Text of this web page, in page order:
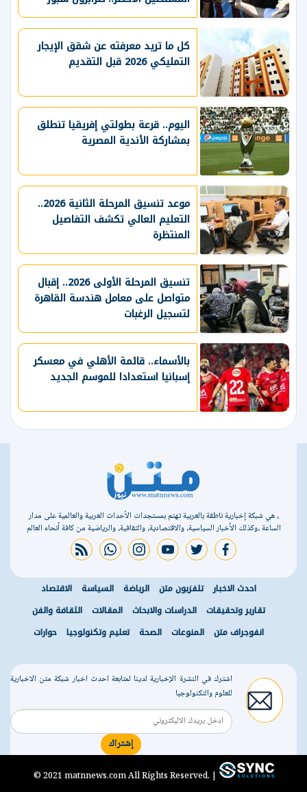
يسعي لاستعادة لقب الدوري التركي
وتعزيز حظوظه في المنافسات
الأوروبية
كل ما تريد معرفته عن شقق الإيجار
التمليكي 2026 قبل التقديم
اليوم.. قرعة بطولتي إفريقيا تنطلق
بمشاركة الأندية المصرية
موعد تنسيق المرحلة الثانية 2026..
التعليم العالي تكشف التفاصيل
المنتظرة
تنسيق المرحلة الأولى 2026.. إقبال
متواصل على معامل هندسة القاهرة
لتسجيل الرغبات
بالأسماء.. قائمة الأهلي في معسكر
إسبانيا استعدادا للموسم الجديد
، هي شبكة إخبارية ناطقة بالعربية تهتم بمستجدات الأحداث العربية والعالمية على مدار
الساعة ،وكذلك الأخبار السياسية، والاقتصادية، والثقافية، والرياضية من كافة أنحاء العالم
facebook
twitter
youtube
instagram
whatsapp
rss feed
احدث الاخبار تلفزيون متن الرياضة السياسة
الاقتصاد
تقارير وتحقيقات
الدراسات والابحاث المقالات
الثقافة والفن
انفوجراف متن
المنوعات الصحة تعليم وتكنولوجيا حوارات
اشترك في النشرة الإخبارية لدينا لمتابعة احدث اخبار شبكة متن الاخبارية
للعلوم والتكنولوجيا
إشتراك
© 2021 matnnews.com All Rights Reserved. |